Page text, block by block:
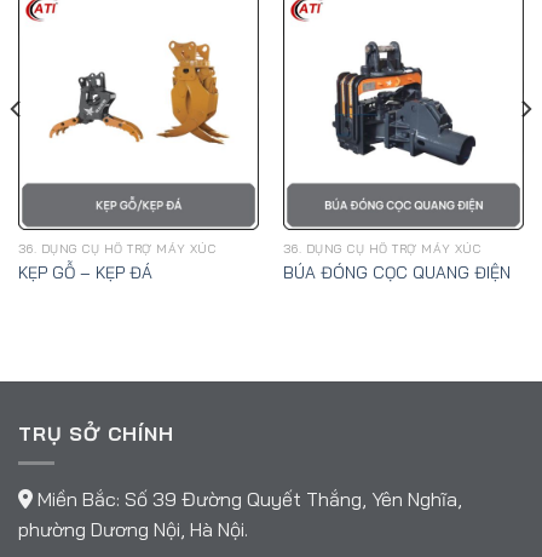
36. DỤNG CỤ HỖ TRỢ MÁY XÚC
KẸP GỖ – KẸP ĐÁ
36. DỤNG CỤ HỖ TRỢ MÁY XÚC
BÚA ĐÓNG CỌC QUANG ĐIỆN
TRỤ SỞ CHÍNH
Miền Bắc: Số 39 Đường Quyết Thắng, Yên Nghĩa,
phường Dương Nội, Hà Nội.